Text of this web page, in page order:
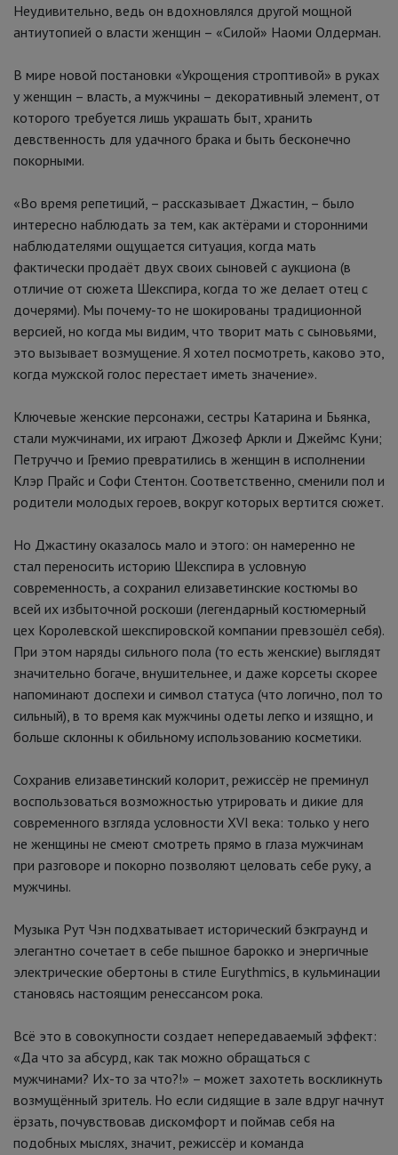
Неудивительно, ведь он вдохновлялся другой мощной
антиутопией о власти женщин – «Силой» Наоми Олдерман.
В мире новой постановки «Укрощения строптивой» в руках
у женщин – власть, а мужчины – декоративный элемент, от
которого требуется лишь украшать быт, хранить
девственность для удачного брака и быть бесконечно
покорными.
«Во время репетиций, – рассказывает Джастин, – было
интересно наблюдать за тем, как актёрами и сторонними
наблюдателями ощущается ситуация, когда мать
фактически продаёт двух своих сыновей с аукциона (в
отличие от сюжета Шекспира, когда то же делает отец с
дочерями). Мы почему-то не шокированы традиционной
версией, но когда мы видим, что творит мать с сыновьями,
это вызывает возмущение. Я хотел посмотреть, каково это,
когда мужской голос перестает иметь значение».
Ключевые женские персонажи, сестры Катарина и Бьянка,
стали мужчинами, их играют Джозеф Аркли и Джеймс Куни;
Петруччо и Гремио превратились в женщин в исполнении
Клэр Прайс и Софи Стентон. Соответственно, сменили пол и
родители молодых героев, вокруг которых вертится сюжет.
Но Джастину оказалось мало и этого: он намеренно не
стал переносить историю Шекспира в условную
современность, а сохранил елизаветинские костюмы во
всей их избыточной роскоши (легендарный костюмерный
цех Королевской шекспировской компании превзошёл себя).
При этом наряды сильного пола (то есть женские) выглядят
значительно богаче, внушительнее, и даже корсеты скорее
напоминают доспехи и символ статуса (что логично, пол то
сильный), в то время как мужчины одеты легко и изящно, и
больше склонны к обильному использованию косметики.
Сохранив елизаветинский колорит, режиссёр не преминул
воспользоваться возможностью утрировать и дикие для
современного взгляда условности XVI века: только у него
не женщины не смеют смотреть прямо в глаза мужчинам
при разговоре и покорно позволяют целовать себе руку, а
мужчины.
Музыка Рут Чэн подхватывает исторический бэкграунд и
элегантно сочетает в себе пышное барокко и энергичные
электрические обертоны в стиле Eurythmics, в кульминации
становясь настоящим ренессансом рока.
Всё это в совокупности создает непередаваемый эффект:
«Да что за абсурд, как так можно обращаться с
мужчинами? Их-то за что?!» – может захотеть воскликнуть
возмущённый зритель. Но если сидящие в зале вдруг начнут
ёрзать, почувствовав дискомфорт и поймав себя на
подобных мыслях, значит, режиссёр и команда